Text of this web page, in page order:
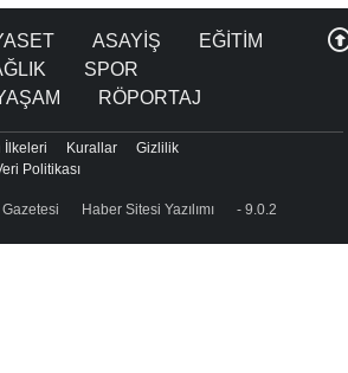
ASAYİŞ
EĞİTİM
SPOR
RÖPORTAJ
Haber Sitesi Yazılımı - 9.0.2
İlkeleri Kurallar
Gizlilik
Politikası